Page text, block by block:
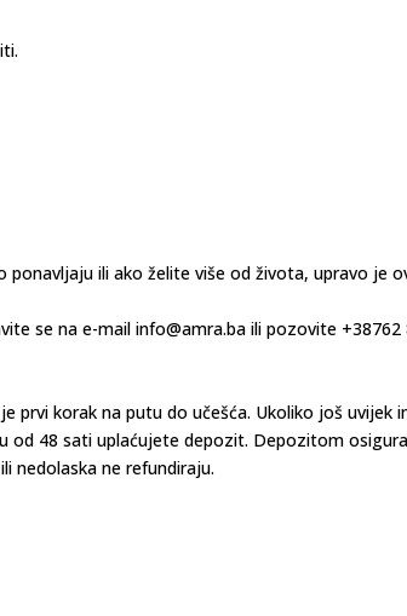
ili ako želite više od života, upravo je
se na e-mail info@amra.ba ili pozovite
prvi korak na putu do učešća. Ukoliko još uvijek
od 48 sati uplaćujete depozit. Depozitom
nedolaska ne refundiraju.